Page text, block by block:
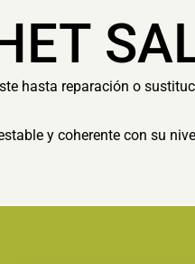
hasta reparación o
y coherente con su